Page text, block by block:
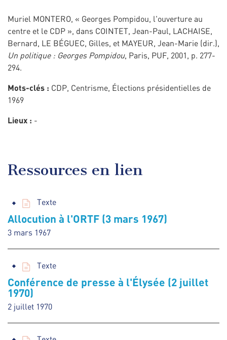
Muriel MONTERO, « Georges Pompidou, l'ouverture au
centre et le CDP », dans COINTET, Jean-Paul, LACHAISE,
Bernard, LE BÉGUEC, Gilles, et MAYEUR, Jean-Marie (dir.),
Un politique : Georges Pompidou, Paris, PUF, 2001, p. 277-
294.
Mots-clés : CDP, Centrisme, Élections présidentielles de
1969
Lieux : -
Ressources en lien
Texte
Allocution à l'ORTF (3 mars 1967)
3 mars 1967
Texte
Conférence de presse à l'Élysée (2 juillet
1970)
2 juillet 1970